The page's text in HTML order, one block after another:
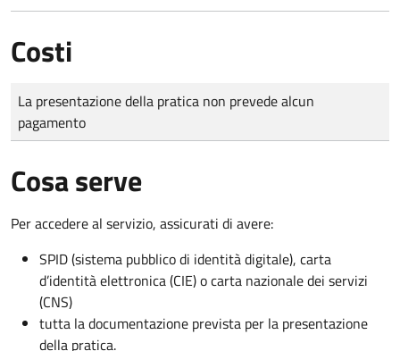
Costi
Tipo di pagamento
Importo
La presentazione della pratica non prevede alcun
pagamento
Cosa serve
Per accedere al servizio, assicurati di avere:
SPID (sistema pubblico di identità digitale), carta
d’identità elettronica (CIE) o carta nazionale dei servizi
(CNS)
tutta la documentazione prevista per la presentazione
della pratica.